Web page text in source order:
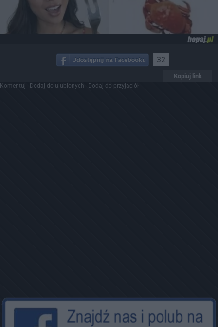
32
Kopiuj link
Komentuj Dodaj do ulubionych Dodaj do przyjaciół